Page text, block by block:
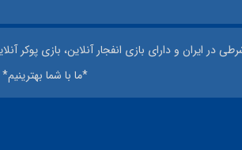
در ایران و دارای بازی انفجار آنلاین، بازی پوکر
*ما با شما بهترینیم*